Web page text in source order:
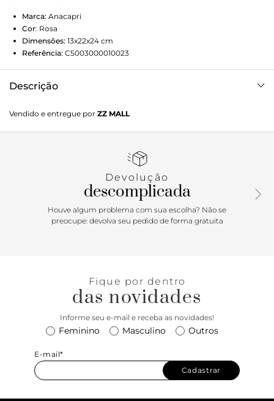
Marca: Anacapri
Cor: Rosa
Dimensões: 13x22x24 cm
Referência: C5003000010023
Descrição
possui duas alças menores e uma alça maior crossbody.
Fecho em zíper, bolso interno e bolso externo também
da marca na capa. Porque Apostar: Uma bolsa chique e
mais estruturado, ela é mega sofisticada e fica incrível para
arrematar looks mais sóbrios com alfaiataria e looks office.
Um primor da ANACAPRI!
Vendido e entregue por ZZ MALL
Devolução
descomplicada
Houve algum problema com sua escolha? Não se
preocupe: devolva seu pedido de forma gratuita
Fique por dentro
das novidades
Informe seu e-mail e receba as novidades!
Feminino Masculino Outros
E-mail*
Cadastrar